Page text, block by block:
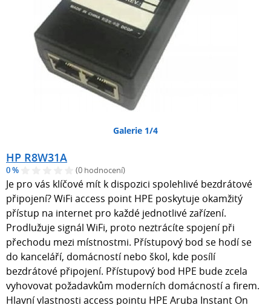
Galerie 1/4
HP R8W31A
0 % (0 hodnocení)
Je pro vás klíčové mít k dispozici spolehlivé bezdrátové
připojení? WiFi access point HPE poskytuje okamžitý
přístup na internet pro každé jednotlivé zařízení.
Prodlužuje signál WiFi, proto neztrácíte spojení při
přechodu mezi místnostmi. Přístupový bod se hodí se
do kanceláří, domácností nebo škol, kde posílí
bezdrátové připojení. Přístupový bod HPE bude zcela
vyhovovat požadavkům moderních domácností a firem.
Hlavní vlastnosti access pointu HPE Aruba Instant On